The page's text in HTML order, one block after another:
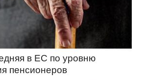
в ЕС по уровню
пенсионеров